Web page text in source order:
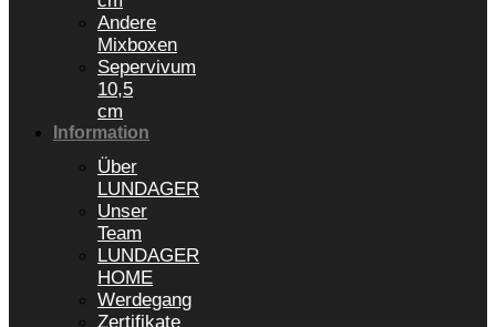
Andere
Mixboxen
Sepervivum
10,5
cm
Information
Über
LUNDAGER
Unser
Team
LUNDAGER
HOME
Werdegang
Zertifikate